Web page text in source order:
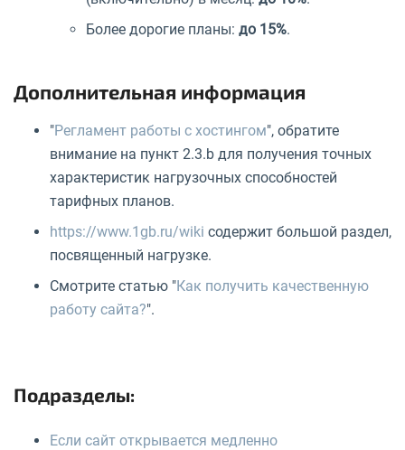
Более дорогие планы: до 15%.
Дополнительная информация
"Регламент работы с хостингом", обратите
внимание на пункт 2.3.b для получения точных
характеристик нагрузочных способностей
тарифных планов.
https://www.1gb.ru/wiki содержит большой раздел,
посвященный нагрузке.
Смотрите статью "Как получить качественную
работу сайта?".
Подразделы:
Если сайт открывается медленно